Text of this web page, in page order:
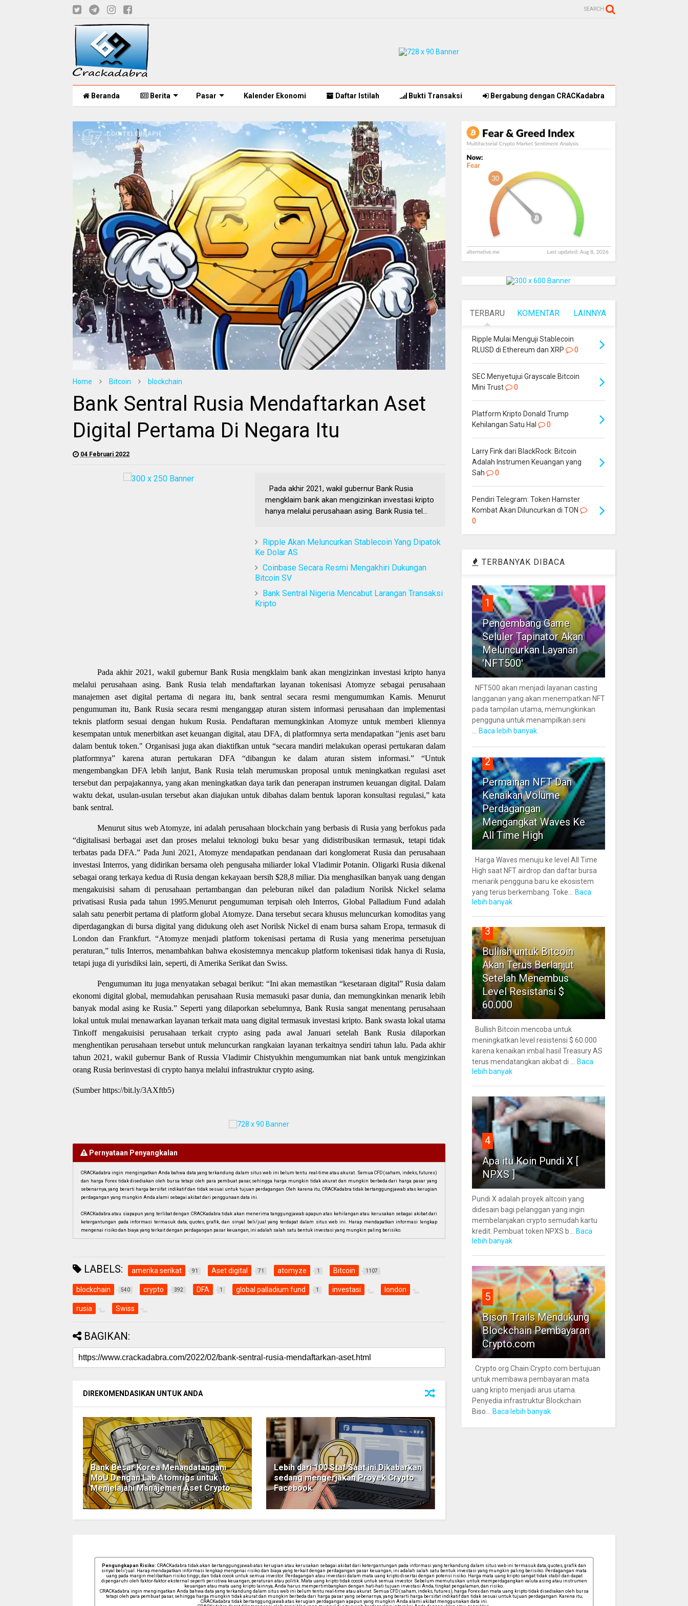
SEARCH
Beranda Berita Pasar Kalender Ekonomi Daftar Istilah Bukti Transaksi Bergabung dengan CRACKadabra
Home Bitcoin blockchain
Bank Sentral Rusia Mendaftarkan Aset
Digital Pertama Di Negara Itu
04 Februari 2022
Pada akhir 2021, wakil gubernur Bank Rusia
mengklaim bank akan mengizinkan investasi kripto
hanya melalui perusahaan asing. Bank Rusia tel...
Ripple Akan Meluncurkan Stablecoin Yang Dipatok
Ke Dolar AS
Coinbase Secara Resmi Mengakhiri Dukungan
Bitcoin SV
Bank Sentral Nigeria Mencabut Larangan Transaksi
Kripto
Pada akhir 2021, wakil gubernur Bank Rusia mengklaim bank akan mengizinkan investasi kripto hanya
melalui perusahaan asing. Bank Rusia telah mendaftarkan layanan tokenisasi Atomyze sebagai perusahaan
manajemen aset digital pertama di negara itu, bank sentral secara resmi mengumumkan Kamis. Menurut
pengumuman itu, Bank Rusia secara resmi menganggap aturan sistem informasi perusahaan dan implementasi
teknis platform sesuai dengan hukum Rusia. Pendaftaran memungkinkan Atomyze untuk memberi kliennya
kesempatan untuk menerbitkan aset keuangan digital, atau DFA, di platformnya serta mendapatkan "jenis aset baru
dalam bentuk token." Organisasi juga akan diaktifkan untuk “secara mandiri melakukan operasi pertukaran dalam
platformnya” karena aturan pertukaran DFA “dibangun ke dalam aturan sistem informasi.” “Untuk
mengembangkan DFA lebih lanjut, Bank Rusia telah merumuskan proposal untuk meningkatkan regulasi aset
tersebut dan perpajakannya, yang akan meningkatkan daya tarik dan penerapan instrumen keuangan digital. Dalam
waktu dekat, usulan-usulan tersebut akan diajukan untuk dibahas dalam bentuk laporan konsultasi regulasi,” kata
bank sentral.
Menurut situs web Atomyze, ini adalah perusahaan blockchain yang berbasis di Rusia yang berfokus pada
“digitalisasi berbagai aset dan proses melalui teknologi buku besar yang didistribusikan termasuk, tetapi tidak
terbatas pada DFA.” Pada Juni 2021, Atomyze mendapatkan pendanaan dari konglomerat Rusia dan perusahaan
investasi Interros, yang didirikan bersama oleh pengusaha miliarder lokal Vladimir Potanin. Oligarki Rusia dikenal
sebagai orang terkaya kedua di Rusia dengan kekayaan bersih $28,8 miliar. Dia menghasilkan banyak uang dengan
mengakuisisi saham di perusahaan pertambangan dan peleburan nikel dan paladium Norilsk Nickel selama
privatisasi Rusia pada tahun 1995.Menurut pengumuman terpisah oleh Interros, Global Palladium Fund adalah
salah satu penerbit pertama di platform global Atomyze. Dana tersebut secara khusus meluncurkan komoditas yang
diperdagangkan di bursa digital yang didukung oleh aset Norilsk Nickel di enam bursa saham Eropa, termasuk di
London dan Frankfurt. “Atomyze menjadi platform tokenisasi pertama di Rusia yang menerima persetujuan
peraturan,” tulis Interros, menambahkan bahwa ekosistemnya mencakup platform tokenisasi tidak hanya di Rusia,
tetapi juga di yurisdiksi lain, seperti, di Amerika Serikat dan Swiss.
Pengumuman itu juga menyatakan sebagai berikut: “Ini akan memastikan “kesetaraan digital” Rusia dalam
ekonomi digital global, memudahkan perusahaan Rusia memasuki pasar dunia, dan memungkinkan menarik lebih
banyak modal asing ke Rusia.” Seperti yang dilaporkan sebelumnya, Bank Rusia sangat menentang perusahaan
lokal untuk mulai menawarkan layanan terkait mata uang digital termasuk investasi kripto. Bank swasta lokal utama
Tinkoff mengakuisisi perusahaan terkait crypto asing pada awal Januari setelah Bank Rusia dilaporkan
menghentikan perusahaan tersebut untuk meluncurkan rangkaian layanan terkaitnya sendiri tahun lalu. Pada akhir
tahun 2021, wakil gubernur Bank of Russia Vladimir Chistyukhin mengumumkan niat bank untuk mengizinkan
orang Rusia berinvestasi di crypto hanya melalui infrastruktur crypto asing.
(Sumber https://bit.ly/3AXftb5)
Pernyataan Penyangkalan
CRACKadabra ingin mengingatkan Anda bahwa data yang terkandung dalam situs web ini belum tentu real-time atau akurat. Semua CFD (saham, indeks, futures)
dan harga Forex tidak disediakan oleh bursa tetapi oleh para pembuat pasar, sehingga harga mungkin tidak akurat dan mungkin berbeda dari harga pasar yang
sebenarnya, yang berarti harga bersifat indikatif dan tidak sesuai untuk tujuan perdagangan. Oleh karena itu, CRACKadabra tidak bertanggungjawab atas kerugian
perdagangan yang mungkin Anda alami sebagai akibat dari penggunaan data ini.
CRACKadabra atau siapapun yang terlibat dengan CRACKadabra tidak akan menerima tanggungjawab apapun atas kehilangan atau kerusakan sebagai akibat dari
ketergantungan pada informasi termasuk data, quotes, grafik, dan sinyal beli/jual yang terdapat dalam situs web ini. Harap mendapatkan informasi lengkap
mengenai risiko dan biaya yang terkait dengan perdagangan pasar keuangan, ini adalah salah satu bentuk investasi yang mungkin paling berisiko.
LABELS: amerika serikat 91 Aset digital 71 atomyze 1 Bitcoin 1107
blockchain 540 crypto 392 DFA 1 global palladium fund 1 investasi london
rusia Swiss
BAGIKAN:
DIREKOMENDASIKAN UNTUK ANDA
Bank Besar Korea Menandatangani
MoU Dengan Lab Atomrigs untuk
Menjelajahi Manajemen Aset Crypto
Lebih dari 100 Staf Saat ini Dikabarkan
sedang mengerjakan Proyek Crypto
Facebook
TERBARU KOMENTAR LAINNYA
Ripple Mulai Menguji Stablecoin
RLUSD di Ethereum dan XRP
0
SEC Menyetujui Grayscale Bitcoin
Mini Trust
0
Platform Kripto Donald Trump
Kehilangan Satu Hal
0
Larry Fink dari BlackRock: Bitcoin
Adalah Instrumen Keuangan yang
Sah
0
Pendiri Telegram: Token Hamster
Kombat Akan Diluncurkan di TON
0
TERBANYAK DIBACA
1
Pengembang Game
Seluler Tapinator Akan
Meluncurkan Layanan
'NFT500'
NFT500 akan menjadi layanan casting
langganan yang akan menempatkan NFT
pada tampilan utama, memungkinkan
pengguna untuk menampilkan seni
Baca lebih banyak
2
Permainan NFT Dan
Kenaikan Volume
Perdagangan
Mengangkat Waves Ke
All Time High
Harga Waves menuju ke level All Time
High saat NFT airdrop dan daftar bursa
menarik pengguna baru ke ekosistem
yang terus berkembang. Toke...
Baca
lebih banyak
3
Bullish untuk Bitcoin
Akan Terus Berlanjut
Setelah Menembus
Level Resistansi $
60.000
Bullish Bitcoin mencoba untuk
meningkatkan level resistensi $ 60.000
karena kenaikan imbal hasil Treasury AS
terus mendatangkan akibat di ...
Baca
lebih banyak
4
Apa itu Koin Pundi X [
NPXS ]
Pundi X adalah proyek altcoin yang
didesain bagi pelanggan yang ingin
membelanjakan crypto semudah kartu
kredit. Pembuat token NPXS b...
Baca
lebih banyak
5
Bison Trails Mendukung
Blockchain Pembayaran
Crypto.com
Crypto.org Chain Crypto.com bertujuan
untuk membawa pembayaran mata
uang kripto menjadi arus utama.
Penyedia infrastruktur Blockchain
Biso...
Baca lebih banyak
Pengungkapan Risiko: CRACKadabra tidak akan bertanggungjawab atas kerugian atau kerusakan sebagai akibat dari ketergantungan pada informasi yang terkandung dalam situs web ini termasuk data, quotes, grafik dan
sinyal beli/jual. Harap mendapatkan informasi lengkap mengenai risiko dan biaya yang terkait dengan perdagangan pasar keuangan, ini adalah salah satu bentuk investasi yang mungkin paling berisiko. Perdagangan mata
uang pada margin melibatkan risiko tinggi, dan tidak cocok untuk semua investor. Perdagangan atau investasi dalam mata uang kripto disertai dengan potensi risiko. Harga mata uang kripto sangat tidak stabil dan dapat
dipengaruhi oleh faktor-faktor eksternal seperti peristiwa keuangan, peraturan atau politik. Mata uang kripto tidak cocok untuk semua investor. Sebelum memutuskan untuk memperdagangkan valuta asing atau instrumen
keuangan atau mata uang kripto lainnya, Anda harus mempertimbangkan dengan hati-hati tujuan investasi Anda, tingkat pengalaman, dan risiko.
CRACKadabra ingin mengingatkan Anda bahwa data yang terkandung dalam situs web ini belum tentu real-time atau akurat. Semua CFD (saham, indeks, futures), harga Forex dan mata uang kripto tidak disediakan oleh bursa
tetapi oleh para pembuat pasar, sehingga harga mungkin tidak akurat dan mungkin berbeda dari harga pasar yang sebenarnya, yang berarti harga bersifat indikatif dan tidak sesuai untuk tujuan perdagangan. Karena itu,
CRACKadabra tidak bertanggungjawab atas kerugian perdagangan apapun yang mungkin Anda alami akibat menggunakan data ini.